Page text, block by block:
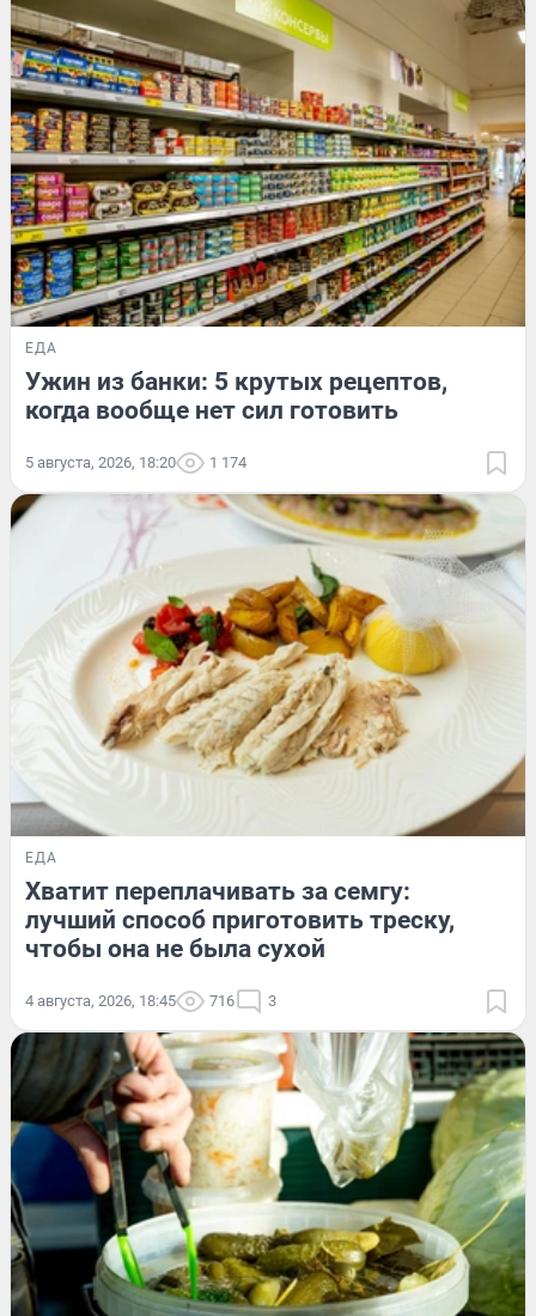
ЕДА
Ужин из банки: 5 крутых рецептов,
когда вообще нет сил готовить
5 августа, 2026, 18:20 1 174
ЕДА
Хватит переплачивать за семгу:
лучший способ приготовить треску,
чтобы она не была сухой
4 августа, 2026, 18:45 716 3